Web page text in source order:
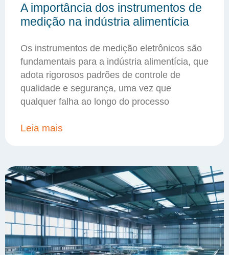
A importância dos instrumentos de
medição na indústria alimentícia
Os instrumentos de medição eletrônicos são
fundamentais para a indústria alimentícia, que
adota rigorosos padrões de controle de
qualidade e segurança, uma vez que
qualquer falha ao longo do processo
Leia mais